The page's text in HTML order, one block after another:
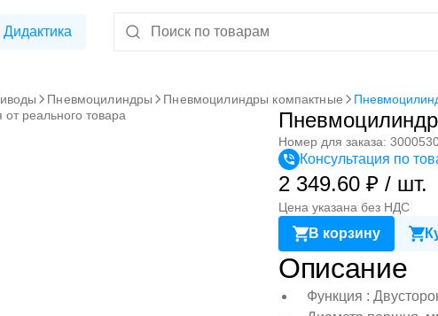
Дидактика
Пневмоцилиндры Пневмоцилиндры компактные
реального товара
Номер для заказа:
Консультация по
2 349.60 ₽ / шт.
Цена указана без НДС
В корзину
Описание
Функция :